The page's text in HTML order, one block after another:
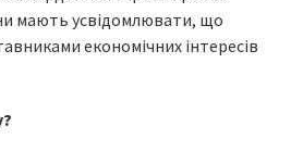
мають усвідомлювати, що
економічних інтересів